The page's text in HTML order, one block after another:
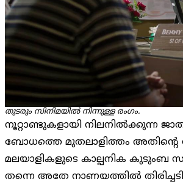
തുടരും സിനിമയിൽ നിന്നുള്ള രം​ഗം.
നൂറ്റാണ്ടുകളായി നിലനിൽക്കുന്ന
ബോധത്തെ മുതലാളിത്തം അതിന്റെ
മലയാളികളുടെ കാല്പനിക കുടുംബ
തന്നെ അതേ നാണയത്തിൽ